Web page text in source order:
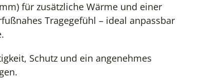
für zusätzliche Wärme und einer
Tragegefühl – ideal anpassbar
Schutz und ein angenehmes